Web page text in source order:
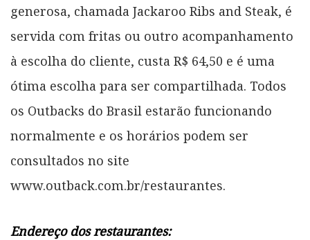
generosa, chamada Jackaroo Ribs and Steak, é
servida com fritas ou outro acompanhamento
à escolha do cliente, custa R$ 64,50 e é uma
ótima escolha para ser compartilhada. Todos
os Outbacks do Brasil estarão funcionando
normalmente e os horários podem ser
consultados no site
www.outback.com.br/restaurantes.
Endereço dos restaurantes: